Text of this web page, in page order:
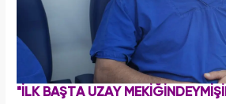
"İLK BAŞTA UZAY